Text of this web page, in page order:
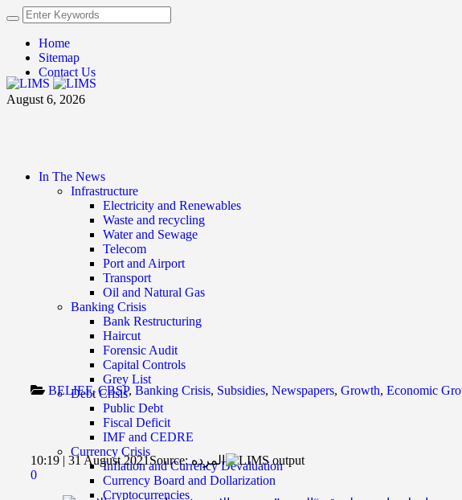
Home
Sitemap
Contact Us
August 6, 2026
In The News
Infrastructure
Electricity and Renewables
Waste and recycling
Water and Sewage
Telecom
Port and Airport
Transport
Oil and Natural Gas
Banking Crisis
Bank Restructuring
Haircut
Forensic Audit
Capital Controls
Grey List
Debt Crisis
Public Debt
Fiscal Deficit
IMF and CEDRE
Currency Crisis
Inflation and Currency Devaluation
Currency Board and Dollarization
Cryptocurrencies
BELIEF,CBSP, Banking Crisis, Subsidies, Newspapers, Growth, Economic
10:19 | 31 August 2021Source: المرده
0